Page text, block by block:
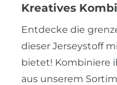
Kreatives
Entdecke die
dieser Jerseystoff
bietet! Kombiniere
aus unserem